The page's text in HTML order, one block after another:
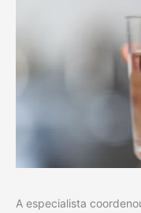
A especialista